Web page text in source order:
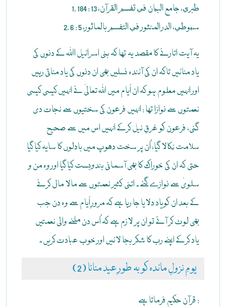
1. طبري، جامع البيان في تفسير القرآن، 13 : 184
2. سيوطي، الدر المنثور في التفسير بالماثور، 5 : 6
یہ آیت اتارنے کا مقصد یہ تھا کہ بنی اسرائیل اﷲ کے دنوں کی
یاد منائیں تاکہ ان کی آئندہ نسلیں بھی ان دنوں کی یاد مناتی رہیں
اور انہیں معلوم ہو کہ ان اَیام میں اللہ تعالیٰ نے انہیں کیسی کیسی
نعمتوں سے نوازا تھا : انہیں فرعون کی سختیوں سے نجات دی
گئی، فرعون کو غرقِ نیل کرکے انہیں اس میں سے صحیح
سلامت نکالا گیا، اُن پر سخت دھوپ میں بادلوں کا سایہ کیا گیا
حتی کہ ان کی خوراک کا بھی آسمانی بندوبست کیا گیا اور وہ من و
سلویٰ سے نوازے گئے۔ اتنی کثیر نعمتوں سے مالا مال کرنے
کے بعد ان کویاد دلایا جا رہا ہے کہ مرورِ اَیام سے وہ دن جب
بھی لوٹ کر آئے تو ان پر لازم ہے کہ اُس دن ملنے والی نعمتیں
یاد کرکے اپنے رب کا شکر بجا لائیں اور خوب عبادت کریں۔
(2) یومِ نزولِ مائدہ کو بہ طورِ عید منانا
قرآن حکیم فرماتا ہے :